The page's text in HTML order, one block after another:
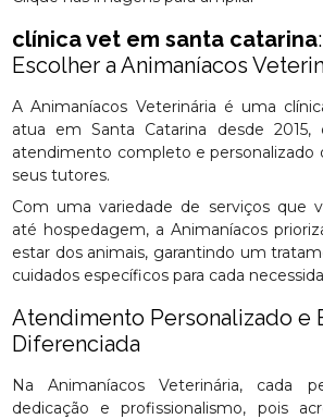
clínica vet em santa catarina
Escolher a Animaníacos
A Animaníacos Veterinária é uma
atua em Santa Catarina desde 2015,
atendimento completo e personalizado
seus tutores.
Com uma variedade de serviços que
até hospedagem, a Animaníacos
estar dos animais, garantindo um
cuidados específicos para cada
Atendimento Personalizado e
Diferenciada
Na Animaníacos Veterinária, cada
dedicação e profissionalismo, pois